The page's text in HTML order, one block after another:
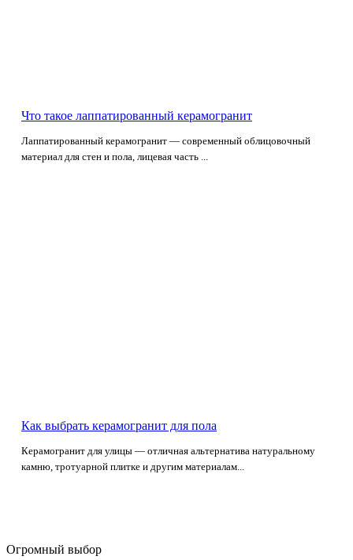
Что такое лаппатированный керамогранит
Лаппатированный керамогранит — современный облицовочный
материал для стен и пола, лицевая часть ...
Как выбрать керамогранит для пола
Керамогранит для улицы — отличная альтернатива натуральному
камню, тротуарной плитке и другим материалам...
Огромный выбор